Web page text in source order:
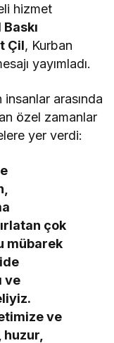
hizmet
Çil, Kurban
yayımladı.
arasında
özel zamanlar
yer verdi:
çok
mübarek
ve
ve